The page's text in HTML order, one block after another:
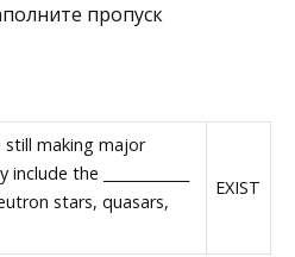
пропуск
still making major
the ____________
stars, quasars,
EXIST